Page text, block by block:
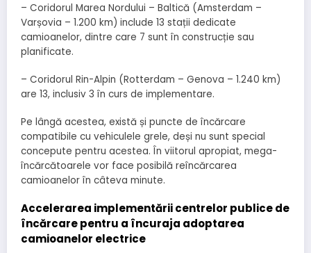
– Coridorul Marea Nordului – Baltică (Amsterdam –
Varșovia – 1.200 km) include 13 stații dedicate
camioanelor, dintre care 7 sunt în construcție sau
planificate.
– Coridorul Rin-Alpin (Rotterdam – Genova – 1.240 km)
are 13, inclusiv 3 în curs de implementare.
Pe lângă acestea, există și puncte de încărcare
compatibile cu vehiculele grele, deși nu sunt special
concepute pentru acestea. În viitorul apropiat, mega-
încărcătoarele vor face posibilă reîncărcarea
camioanelor în câteva minute.
Accelerarea implementării centrelor publice de
încărcare pentru a încuraja adoptarea
camioanelor electrice